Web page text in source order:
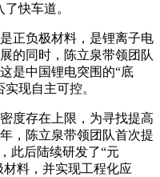
快车道。
正负极材料，是锂离子电
的同时，陈立泉带领团队
是中国锂电突围的“底
现自主可控。
度存在上限，为寻找提高
，陈立泉带领团队首次提
此后陆续研发了“元
材料，并实现工程化应